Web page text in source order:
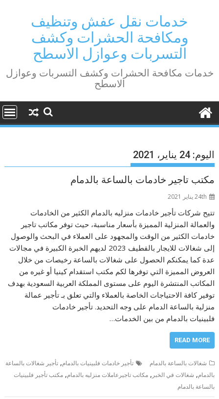
خدمات نقل عفش وتنظيف
ومكافحة الحشرات وكشف
التسربات وعوازل الاسطح
خدمات مكافحة الحشرات وكشف التسربات وعوازل
الاسطح
اليوم:24 يناير، 2021
مكتب تاجير خادمات بالساعة بالدمام
24th يناير 2021
تتيح شركات تأجير خادمات منزليه بالدمام الكثير من الخادمات
والعمالة المنزلية المميزة بأسعار مناسبة، حيث توفر مكاتب تاجير
خادمات الكثير من الوقت والمجهود على العملاء في البحث والوصول
إلى شغالات للايجار بالقطيف 2023 لديهم الخبرة الكبيرة في مجالات
عدة كما يمكنكم الحصول على شغالات بالساعة رخيصات من خلال
العروض المميزة التي توفرها لكم مكتب استقدام كينيا أو غيره من
المكاتب المنتشرة اليوم على مستوى المملكة العربية السعودية بهدف
توفير كافة الاحتياجات الخاصة بالعملاء والتي تعلق بـ تأجير عمالة
منزلية بالساعة الدمام على وجه التحديد. تأجير خادمات
فلبينيات بالدمام من بين الخدمات…
READ MORE
شغالات بالساعة بالدمام تأجير خادمات فلبينيات بالدمام,تأجير شغالات بالساعة
بالدمام, شغالات في الخبر ,مكاتب تاجيرعاملات منزليه بالدمام,مكتب تأجير فلبينيات
بالساعة بالدمام